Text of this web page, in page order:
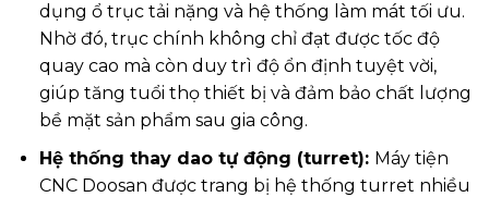
dụng ổ trục tải nặng và hệ thống làm mát tối ưu.
Nhờ đó, trục chính không chỉ đạt được tốc độ
quay cao mà còn duy trì độ ổn định tuyệt vời,
giúp tăng tuổi thọ thiết bị và đảm bảo chất lượng
bề mặt sản phẩm sau gia công.
Hệ thống thay dao tự động (turret): Máy tiện
CNC Doosan được trang bị hệ thống turret nhiều